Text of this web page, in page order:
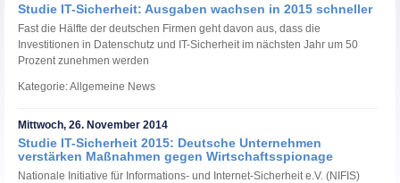
Studie IT-Sicherheit: Ausgaben wachsen in 2015 schneller
Fast die Hälfte der deutschen Firmen geht davon aus, dass die
Investitionen in Datenschutz und IT-Sicherheit im nächsten Jahr um 50
Prozent zunehmen werden
Kategorie: Allgemeine News
Mittwoch, 26. November 2014
Studie IT-Sicherheit 2015: Deutsche Unternehmen
verstärken Maßnahmen gegen Wirtschaftsspionage
Nationale Initiative für Informations- und Internet-Sicherheit e.V. (NIFIS)